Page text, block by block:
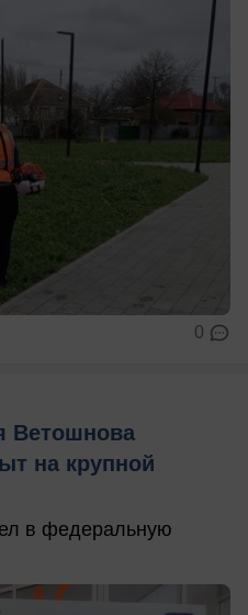
0
Ветошнова
на крупной
в федеральную